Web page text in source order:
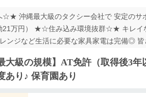
沖縄最大級のタクシー会社で 安定のサ
21万円） ★☆住み込み環境抜群☆★ キレイ
ンジなど生活に必要な家具家電は完備◎
方
⼤級の規模】AT免許（取得後3
あり♪ 保育園あり